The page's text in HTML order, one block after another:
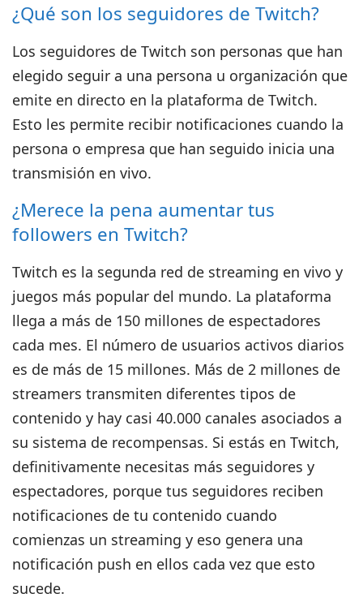
¿Qué son los seguidores de Twitch?
Los seguidores de Twitch son personas que han
elegido seguir a una persona u organización que
emite en directo en la plataforma de Twitch.
Esto les permite recibir notificaciones cuando la
persona o empresa que han seguido inicia una
transmisión en vivo.
¿Merece la pena aumentar tus
followers en Twitch?
Twitch es la segunda red de streaming en vivo y
juegos más popular del mundo. La plataforma
llega a más de 150 millones de espectadores
cada mes. El número de usuarios activos diarios
es de más de 15 millones. Más de 2 millones de
streamers transmiten diferentes tipos de
contenido y hay casi 40.000 canales asociados a
su sistema de recompensas. Si estás en Twitch,
definitivamente necesitas más seguidores y
espectadores, porque tus seguidores reciben
notificaciones de tu contenido cuando
comienzas un streaming y eso genera una
notificación push en ellos cada vez que esto
sucede.